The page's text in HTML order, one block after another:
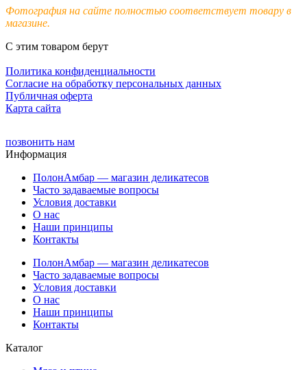
Фотография на сайте полностью соответствует товару в
магазине.
С этим товаром берут
Политика конфиденциальности
Cогласие на обработку персональных данных
Публичная оферта
Карта сайта
позвонить нам
Информация
ПолонАмбар — магазин деликатесов
Часто задаваемые вопросы
Условия доставки
О нас
Наши принципы
Контакты
ПолонАмбар — магазин деликатесов
Часто задаваемые вопросы
Условия доставки
О нас
Наши принципы
Контакты
Каталог